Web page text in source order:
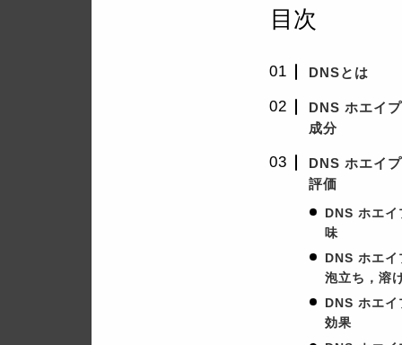
目次
DNSとは
DNS ホエイ
成分
DNS ホエイ
評価
DNS ホエ
味
DNS ホエ
泡立ち，溶
DNS ホエ
効果